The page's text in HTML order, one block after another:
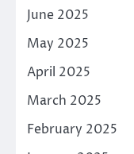
June 2025
May 2025
April 2025
March 2025
February 2025